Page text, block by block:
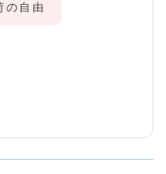
自由